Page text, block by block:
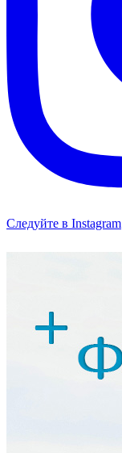
Следуйте в Instagram